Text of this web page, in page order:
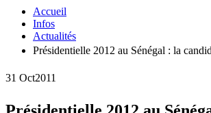
Accueil
Infos
Actualités
Présidentielle 2012 au Sénégal : la
31 Oct2011